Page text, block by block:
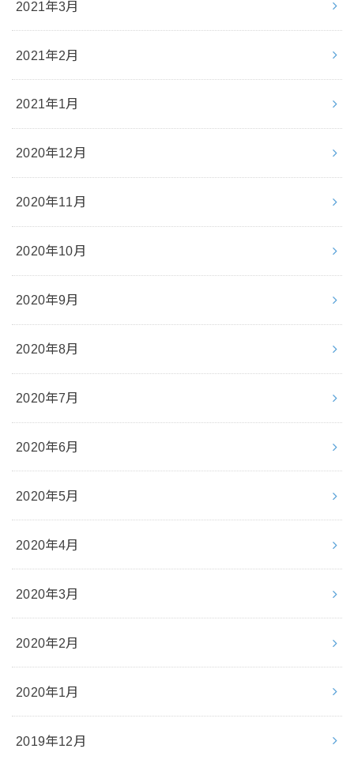
2021年3月
2021年2月
2021年1月
2020年12月
2020年11月
2020年10月
2020年9月
2020年8月
2020年7月
2020年6月
2020年5月
2020年4月
2020年3月
2020年2月
2020年1月
2019年12月